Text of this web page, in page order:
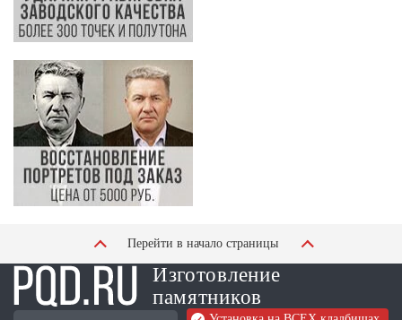
Перейти в начало страницы
Изготовление
памятников